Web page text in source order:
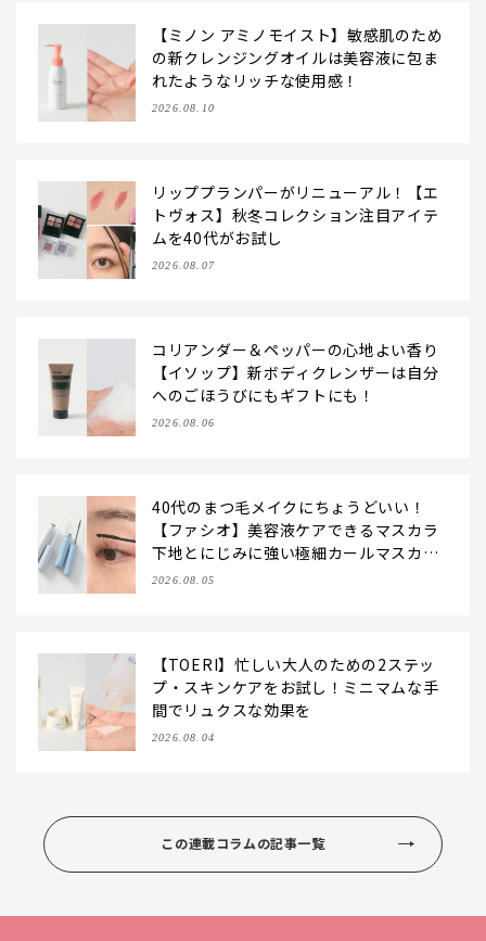
【ミノン アミノモイスト】敏感肌のため
の新クレンジングオイルは美容液に包ま
れたようなリッチな使用感！
2026.08.10
リッププランパーがリニューアル！【エ
トヴォス】秋冬コレクション注目アイテ
ムを40代がお試し
2026.08.07
コリアンダー＆ペッパーの心地よい香り
【イソップ】新ボディクレンザーは自分
へのごほうびにもギフトにも！
2026.08.06
40代のまつ毛メイクにちょうどいい！
【ファシオ】美容液ケアできるマスカラ
下地とにじみに強い極細カールマスカラ
をお試し
2026.08.05
【TOERI】忙しい大人のための2ステッ
プ・スキンケアをお試し！ミニマムな手
間でリュクスな効果を
2026.08.04
この連載コラムの記事一覧